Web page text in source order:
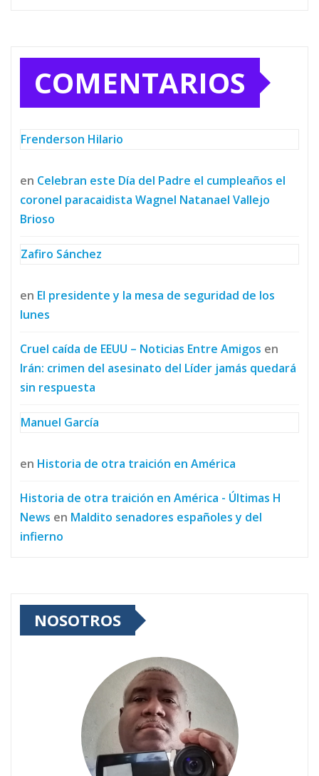
COMENTARIOS
Frenderson Hilario
en Celebran este Día del Padre el cumpleaños el
coronel paracaidista Wagnel Natanael Vallejo
Brioso
Zafiro Sánchez
en El presidente y la mesa de seguridad de los
lunes
Cruel caída de EEUU – Noticias Entre Amigos en
Irán: crimen del asesinato del Líder jamás quedará
sin respuesta
Manuel García
en Historia de otra traición en América
Historia de otra traición en América - Últimas H
News en Maldito senadores españoles y del
infierno
NOSOTROS